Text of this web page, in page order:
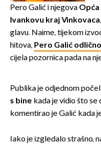
Pero Galić i njegova
Ivankovu kraj Vinkovaca
glavu. Naime, tijekom
hitova, Pero Galić
cijela pozornica pada na
Publika je odjednom
s bine kada je vidio što
komentirao je Galić kada
Iako je izgledalo strašno,